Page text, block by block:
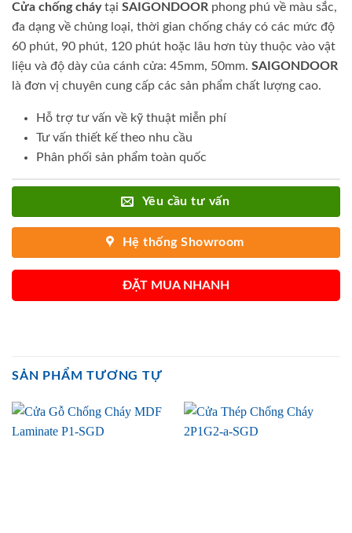
Cửa chống cháytại SAIGONDOOR phong phú về màu sắc,
đa dạng về chủng loại, thời gian chống cháy có các mức độ
60 phút, 90 phút, 120 phút hoặc lâu hơn tùy thuộc vào vật
liệu và độ dày của cánh cửa: 45mm, 50mm. SAIGONDOOR
là đơn vị chuyên cung cấp các sản phẩm chất lượng cao.
Hỗ trợ tư vấn về kỹ thuật miễn phí
Tư vấn thiết kế theo nhu cầu
Phân phối sản phẩm toàn quốc
Yêu cầu tư vấn
Hệ thống Showroom
ĐẶT MUA NHANH
SẢN PHẨM TƯƠNG TỰ